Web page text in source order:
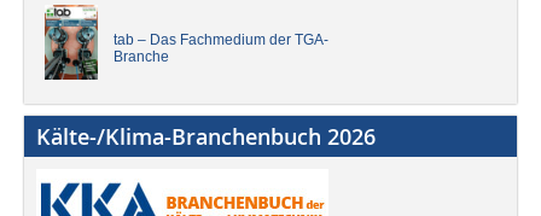
tab – Das Fachmedium der TGA-
Branche
Kälte-/Klima-Branchenbuch 2026